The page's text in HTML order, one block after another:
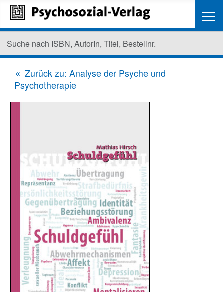
Zurück zu: Analyse der Psyche und
Psychotherapie
≡